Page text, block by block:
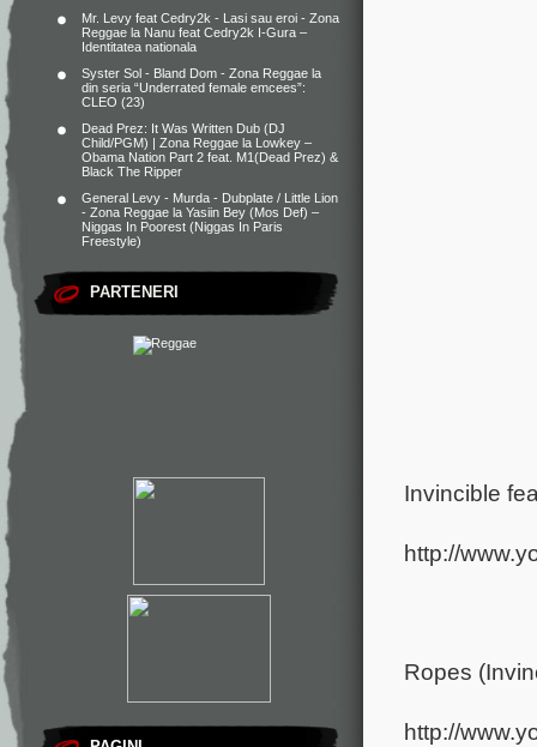
Mr. Levy feat Cedry2k - Lasi sau eroi - Zona
Reggae la Nanu feat Cedry2k I-Gura –
Identitatea nationala
Syster Sol - Bland Dom - Zona Reggae la
din seria “Underrated female emcees”:
CLEO (23)
Dead Prez: It Was Written Dub (DJ
Child/PGM) | Zona Reggae la Lowkey –
Obama Nation Part 2 feat. M1(Dead Prez) &
Black The Ripper
General Levy - Murda - Dubplate / Little Lion
- Zona Reggae la Yasiin Bey (Mos Def) –
Niggas In Poorest (Niggas In Paris
Freestyle)
PARTENERI
Invincible
http://
Ropes
http://